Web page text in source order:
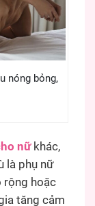
nóng bỏng,
nữkhác,
là phụ nữ
rộng hoặc
tăng cảm